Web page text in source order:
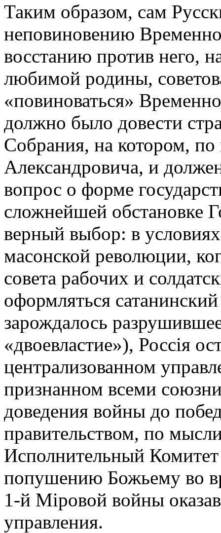
Таким образом, сам
неповиновению
восстанию против него,
любимой родины,
«повиноваться»
должно было довести
Собрания, на котором,
Александровича, и
вопрос о форме
сложнейшей обстановке
верный выбор: в
масонской революции,
совета рабочих и
оформляться
зарождалось
«двоевластие»), Россiя
централизованном
признанном всеми
доведения войны до
правительством, по
Исполнительный
попушению Божьему во
1-й Мiровой войны
управления.